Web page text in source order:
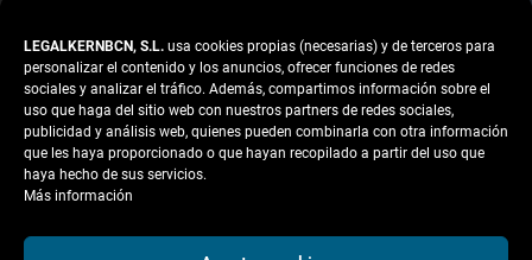
LEGALKERNBCN, S.L. usa cookies propias (necesarias) y de terceros para
personalizar el contenido y los anuncios, ofrecer funciones de redes
sociales y analizar el tráfico. Además, compartimos información sobre el
uso que haga del sitio web con nuestros partners de redes sociales,
publicidad y análisis web, quienes pueden combinarla con otra información
que les haya proporcionado o que hayan recopilado a partir del uso que
haya hecho de sus servicios.
Más información
LinkedIn
Instagram
Facebook
Copyright © 2026 Kernel